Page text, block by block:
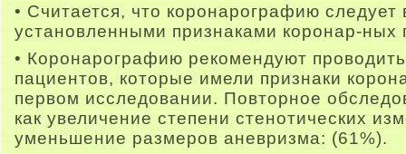
• Считается, что коронарографию
установленными признаками коронар-ных
• Коронарографию рекомендуют
пациентов, которые имели признаки
первом исследовании. Повторное
как увеличение степени стенотических
уменьшение размеров аневризма: (61%).